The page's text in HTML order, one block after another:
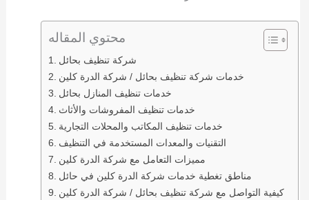
محتوي المقاله
شركة تنظيف بحائل
خدمات شركة تنظيف بحائل / شركة الدرة كلين
خدمات تنظيف المنازل بحائل
خدمات تنظيف المفروشات والأثاث
خدمات تنظيف المكاتب والمحلات التجارية
التقنيات والمعدات المستخدمة في التنظيف
مميزات التعامل مع شركة الدرة كلين
مناطق تغطية خدمات شركة الدرة كلين في حائل
كيفية التواصل مع شركة تنظيف بحائل / شركة الدرة كلين